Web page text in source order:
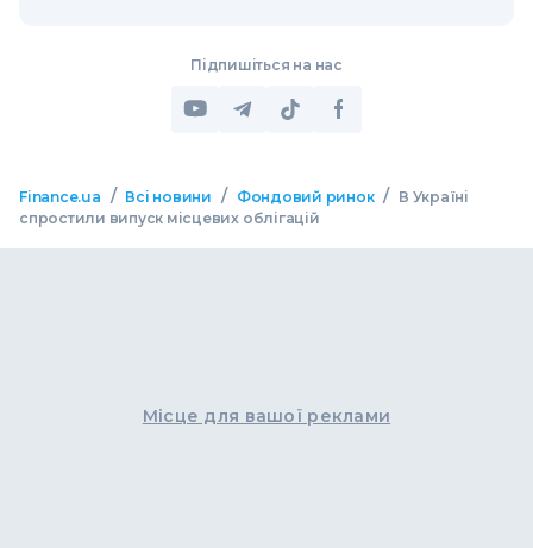
Підпишіться на нас
Finance.ua / Всі новини / Фондовий ринок / В Україні
спростили випуск місцевих облігацій
Місце для вашої реклами